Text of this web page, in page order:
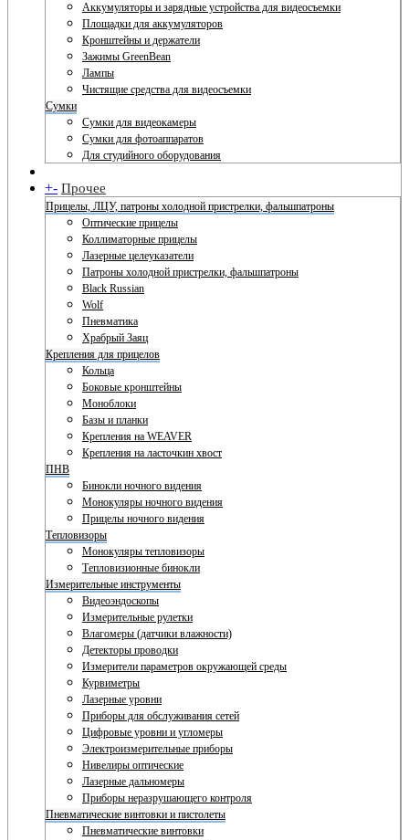
Аккумуляторы и зарядные устройства для видеосъемки
Площадки для аккумуляторов
Кронштейны и держатели
Зажимы GreenBean
Лампы
Чистящие средства для видеосъемки
Сумки
Сумки для видеокамеры
Сумки для фотоаппаратов
Для студийного оборудования
+- Прочее
Прицелы, ЛЦУ, патроны холодной пристрелки, фальшпатроны
Оптические прицелы
Коллиматорные прицелы
Лазерные целеуказатели
Патроны холодной пристрелки, фальшпатроны
Black Russian
Wolf
Пневматика
Храбрый Заяц
Крепления для прицелов
Кольца
Боковые кронштейны
Моноблоки
Базы и планки
Крепления на WEAVER
Крепления на ласточкин хвост
ПНВ
Бинокли ночного видения
Монокуляры ночного видения
Прицелы ночного видения
Тепловизоры
Монокуляры тепловизоры
Тепловизионные бинокли
Измерительные инструменты
Видеоэндоскопы
Измерительные рулетки
Влагомеры (датчики влажности)
Детекторы проводки
Измерители параметров окружающей среды
Курвиметры
Лазерные уровни
Приборы для обслуживания сетей
Цифровые уровни и угломеры
Электроизмерительные приборы
Нивелиры оптические
Лазерные дальномеры
Приборы неразрушающего контроля
Пневматические винтовки и пистолеты
Пневматические винтовки